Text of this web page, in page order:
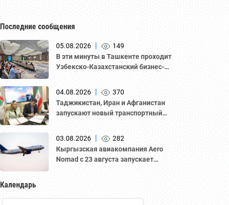
Последние сообщения
05.08.2026 |
149
В эти минуты в Ташкенте проходит
Узбекско-Казахстанский бизнес-
участием делегации во главе с
Национальной палатой
предпринимателей Казахстана
"Атамекен."
04.08.2026 |
370
Таджикистан, Иран и Афганистан
запускают новый транспортный
03.08.2026 |
282
Кыргызская авиакомпания Aero
Nomad с 23 августа запускает
Календарь